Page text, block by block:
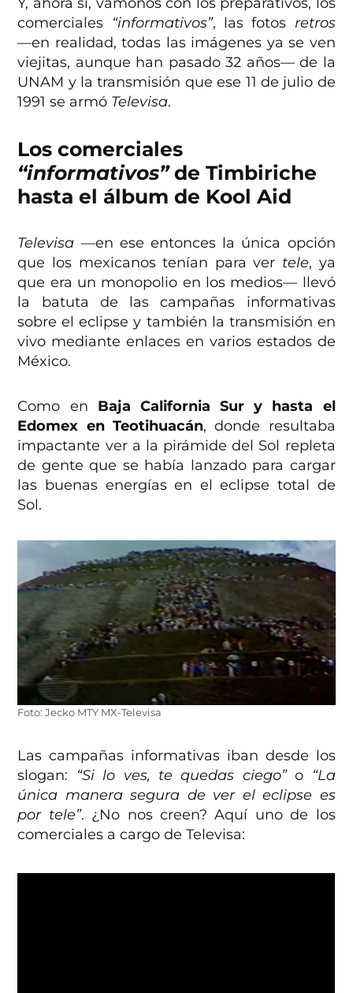
comerciales “informativos”, las fotos retros
—en realidad, todas las imágenes ya se ven
viejitas, aunque han pasado 32 años— de la
UNAM y la transmisión que ese 11 de julio de
1991 se armó Televisa.
Los comerciales
“informativos”de Timbiriche
hasta el álbum de Kool Aid
Televisa —en ese entonces la única opción
que los mexicanos tenían para ver tele, ya
que era un monopolio en los medios— llevó
la batuta de las campañas informativas
sobre el eclipse y también la transmisión en
vivo mediante enlaces en varios estados de
México.
Como en Baja California Sur y hasta el
Edomex en Teotihuacán, donde resultaba
impactante ver a la pirámide del Sol repleta
de gente que se había lanzado para cargar
las buenas energías en el eclipse total de
Sol.
Foto: Jecko MTY MX-Televisa
Las campañas informativas iban desde los
slogan: “Si lo ves, te quedas ciego”o “La
única manera segura de ver el eclipse es
por tele”. ¿No nos creen? Aquí uno de los
comerciales a cargo de Televisa: